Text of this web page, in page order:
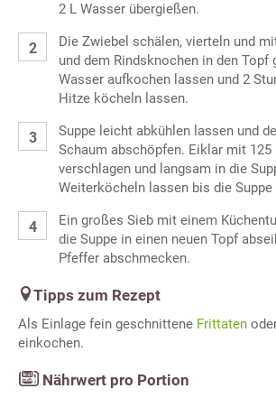
2 L Wasser übergießen.
Die Zwiebel schälen, vierteln und
und dem Rindsknochen in den Topf
Wasser aufkochen lassen und 2
Hitze köcheln lassen.
Suppe leicht abkühlen lassen und
Schaum abschöpfen. Eiklar mit
verschlagen und langsam in die
Weiterköcheln lassen bis die
Ein großes Sieb mit einem
die Suppe in einen neuen Topf
Pfeffer abschmecken.
Tipps zum Rezept
Als Einlage fein geschnittene Frittaten
einkochen.
Nährwert pro Portion